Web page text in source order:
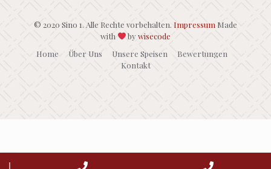
© 2020 Sino 1. Alle Rechte vorbehalten. Impressum Made
with
bywisecode
Home
Über Uns Unsere Speisen
Bewertungen
Kontakt